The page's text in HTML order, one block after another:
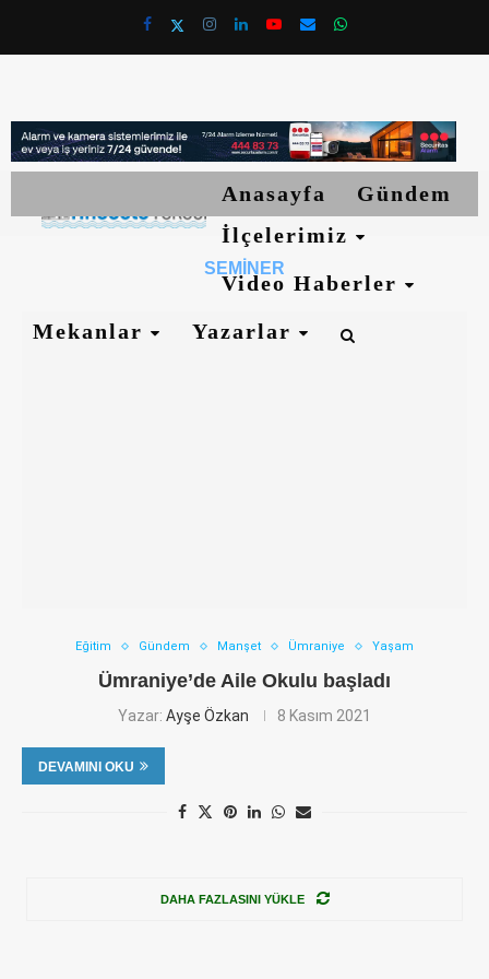
Anasayfa
Gündem
İlçelerimiz
Video Haberler
Mekanlar
Yazarlar
SEMINER
Eğitim Gündem Manşet Ümraniye Yaşam
Ümraniye’de Aile Okulu başladı
Yazar: Ayşe Özkan 8 Kasım 2021
DEVAMINI OKU
DAHA FAZLASINI YÜKLE